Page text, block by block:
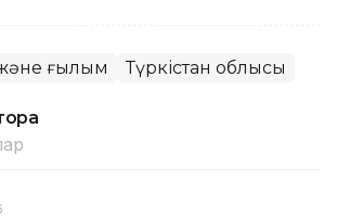
ғылым Түркістан облысы